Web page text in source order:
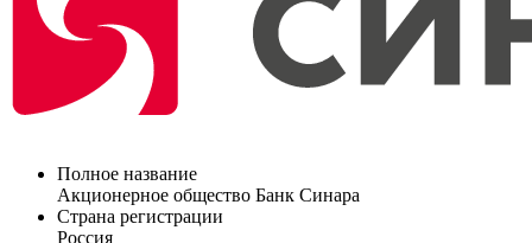
Полное название
Акционерное общество Банк Синара
Страна регистрации
Россия